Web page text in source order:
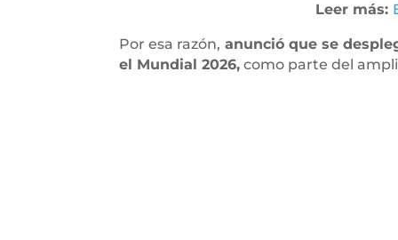
Leer más:
Por esa razón, anunció que se
el Mundial 2026, como parte del